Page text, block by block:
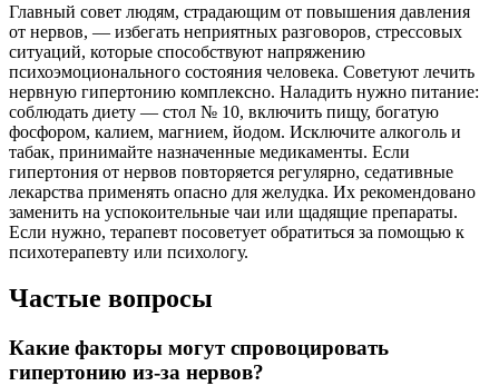
Главный совет людям, страдающим от повышения давления
от нервов, — избегать неприятных разговоров, стрессовых
ситуаций, которые способствуют напряжению
психоэмоционального состояния человека. Советуют лечить
нервную гипертонию комплексно. Наладить нужно питание:
соблюдать диету — стол № 10, включить пищу, богатую
фосфором, калием, магнием, йодом. Исключите алкоголь и
табак, принимайте назначенные медикаменты. Если
гипертония от нервов повторяется регулярно, седативные
лекарства применять опасно для желудка. Их рекомендовано
заменить на успокоительные чаи или щадящие препараты.
Если нужно, терапевт посоветует обратиться за помощью к
психотерапевту или психологу.
Частые вопросы
Какие факторы могут спровоцировать
гипертонию из-за нервов?